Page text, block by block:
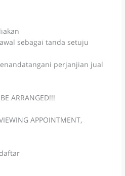
sebagai tanda setuju
perjanjian jual
ARRANGED!!!
APPOINTMENT,